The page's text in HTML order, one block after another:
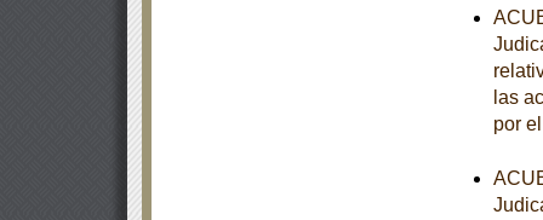
las
por